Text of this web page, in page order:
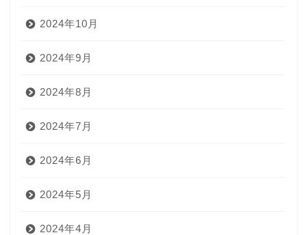
2024年10月
2024年9月
2024年8月
2024年7月
2024年6月
2024年5月
2024年4月